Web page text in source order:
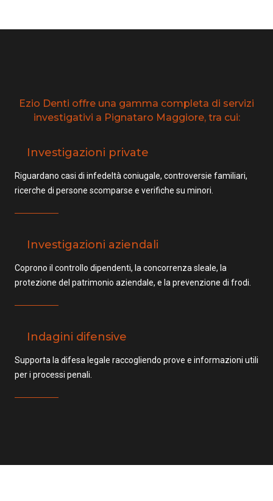
Ezio Denti offre una gamma completa di servizi
investigativi a Pignataro Maggiore, tra cui:
Investigazioni private
Riguardano casi di infedeltà coniugale, controversie familiari,
ricerche di persone scomparse e verifiche su minori.
Investigazioni aziendali
Coprono il controllo dipendenti, la concorrenza sleale, la
protezione del patrimonio aziendale, e la prevenzione di frodi.
Indagini difensive
Supporta la difesa legale raccogliendo prove e informazioni utili
per i processi penali.